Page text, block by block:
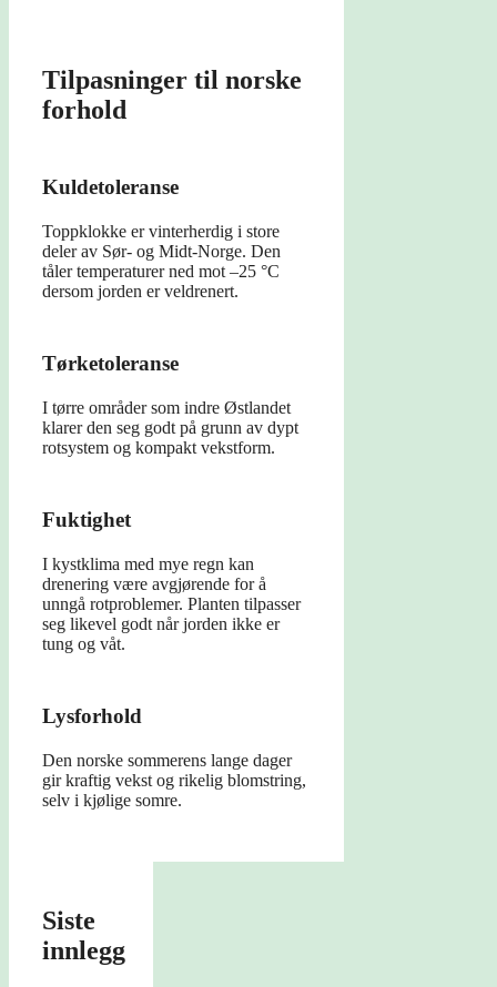
Tilpasninger til norske
forhold
Kuldetoleranse
Toppklokke er vinterherdig i store
deler av Sør- og Midt-Norge. Den
tåler temperaturer ned mot –25 °C
dersom jorden er veldrenert.
Tørketoleranse
I tørre områder som indre Østlandet
klarer den seg godt på grunn av dypt
rotsystem og kompakt vekstform.
Fuktighet
I kystklima med mye regn kan
drenering være avgjørende for å
unngå rotproblemer. Planten tilpasser
seg likevel godt når jorden ikke er
tung og våt.
Lysforhold
Den norske sommerens lange dager
gir kraftig vekst og rikelig blomstring,
selv i kjølige somre.
Siste
innlegg